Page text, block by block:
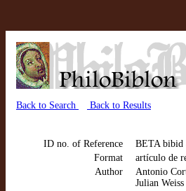
Back to Search Back to Results
ID no. of Reference
BETA bibid
Format
artículo de
Author
Antonio
Julian Weiss